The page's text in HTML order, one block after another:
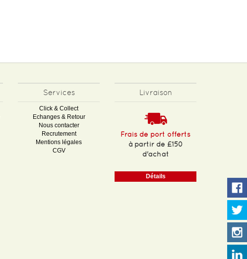
Services
Click & Collect
Echanges & Retour
Nous contacter
Recrutement
Mentions légales
CGV
Livraison
Frais de port offerts
à partir de £150
d'achat
Détails